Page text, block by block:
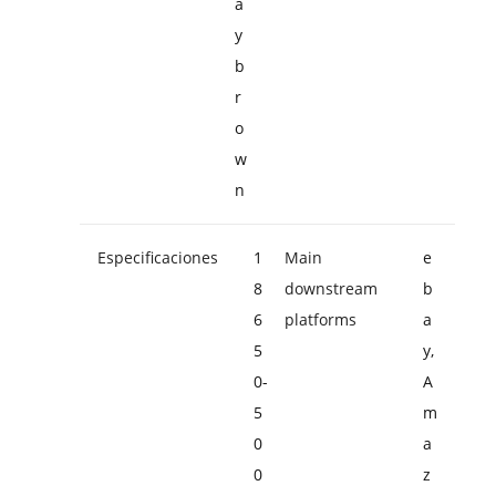
y
b
r
o
w
n
Especificaciones
1
8
6
5
0-
5
0
0
Main
downstream
platforms
e
b
a
y,
A
m
a
z